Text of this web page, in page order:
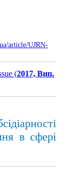
article/UJRN-
(2017, Вип.
в сфері